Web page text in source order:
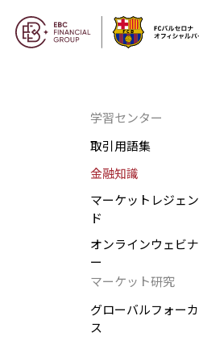
学習センター
取引用語集
金融知識
マーケットレジェン
ド
オンラインウェビナ
ー
マーケット研究
グローバルフォーカ
ス